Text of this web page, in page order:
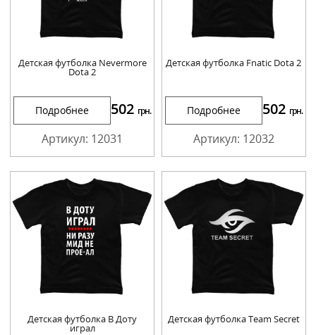
Детская футболка Nevermore
Dota 2
Подробнее 502 грн.
Артикул: 12031
Детская футболка Fnatic Dota 2
Подробнее 502 грн.
Артикул: 12032
Детская футболка В Доту
играл
Детская футболка Team Secret